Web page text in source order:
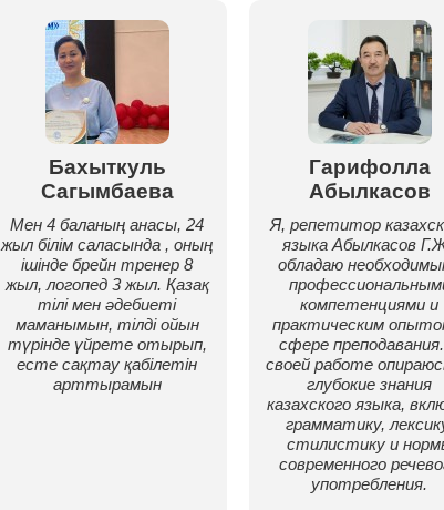
Бахыткуль
Сагымбаева
Мен 4 баланың анасы, 24
жыл білім саласында , оның
ішінде брейн тренер 8
жыл, логопед 3 жыл. Қазақ
тілі мен әдебиеті
маманымын, тілді ойын
түрінде үйрете отырып,
есте сақтау қабілетін
арттырамын
Гарифолла
Абылкасов
Я, репетитор
языка Абылкасов
обладаю
компетенциями и
практическим
сфере
своей работе
глубокие знания
казахского языка,
грамматику,
стилистику и
современного
употребления.